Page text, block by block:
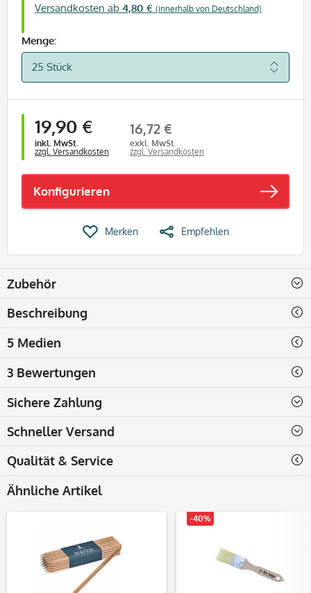
Versandkosten ab 4,80 € (innerhalb von Deutschland)
Menge:
19,90 €
inkl. MwSt.
zzgl. Versandkosten
16,72 €
exkl. MwSt.
zzgl. Versandkosten
Konfigurieren
Merken Empfehlen
Zubehör
Beschreibung
5 Medien
3 Bewertungen
Sichere Zahlung
Schneller Versand
Qualität & Service
Ähnliche Artikel
-40%